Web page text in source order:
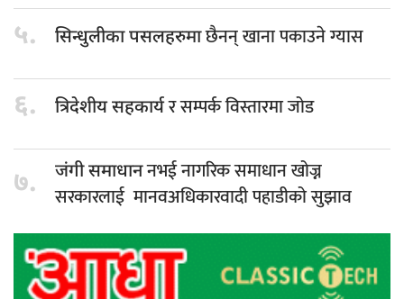
५. सिन्धुलीका पसलहरुमाछैनन् खाना पकाउने ग्यास
६. त्रिदेशीय सहकार्यर सम्पर्क विस्तारमा जोड
७. जंगी समाधाननभई नागरिक समाधान खोज्न
सरकारलाई मानवअधिकारवादी पहाडीको सुझाव